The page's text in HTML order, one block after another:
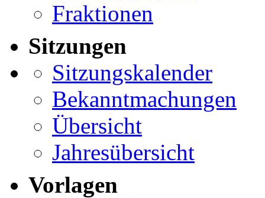
Fraktionen
Sitzungen
Sitzungskalender
Bekanntmachungen
Übersicht
Jahresübersicht
Vorlagen